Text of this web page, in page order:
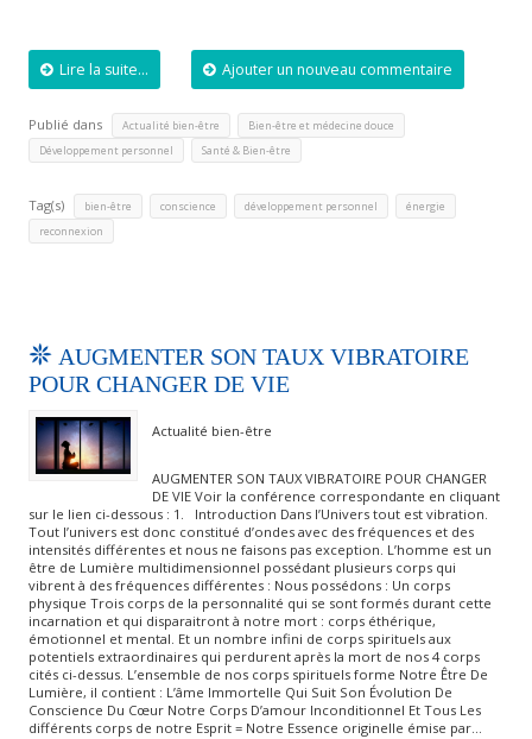
Lire la suite... Ajouter un nouveau commentaire
Publié dans Actualité bien-être Bien-être et médecine douce
Développement personnel Santé & Bien-être
Tag(s) bien-être conscience développement personnel énergie
reconnexion
AUGMENTER SON TAUX VIBRATOIRE
POUR CHANGER DE VIE
Actualité bien-être
AUGMENTER SON TAUX VIBRATOIRE POUR CHANGER
DE VIE Voir la conférence correspondante en cliquant
sur le lien ci-dessous : 1. Introduction Dans l’Univers tout est vibration.
Tout l’univers est donc constitué d’ondes avec des fréquences et des
intensités différentes et nous ne faisons pas exception. L’homme est un
être de Lumière multidimensionnel possédant plusieurs corps qui
vibrent à des fréquences différentes : Nous possédons : Un corps
physique Trois corps de la personnalité qui se sont formés durant cette
incarnation et qui disparaitront à notre mort : corps éthérique,
émotionnel et mental. Et un nombre infini de corps spirituels aux
potentiels extraordinaires qui perdurent après la mort de nos 4 corps
cités ci-dessus. L’ensemble de nos corps spirituels forme Notre Être De
Lumière, il contient : L’âme Immortelle Qui Suit Son Évolution De
Conscience Du Cœur Notre Corps D’amour Inconditionnel Et Tous Les
différents corps de notre Esprit = Notre Essence originelle émise par…